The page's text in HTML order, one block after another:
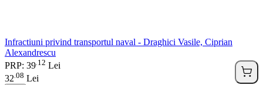
Infractiuni privind transportul naval - Draghici Vasile, Ciprian
Alexandrescu
PRP: 39 12 Lei
32 08 Lei